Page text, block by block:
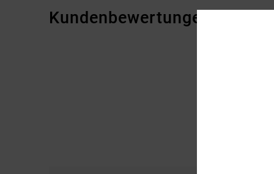
Kundenbewertungen